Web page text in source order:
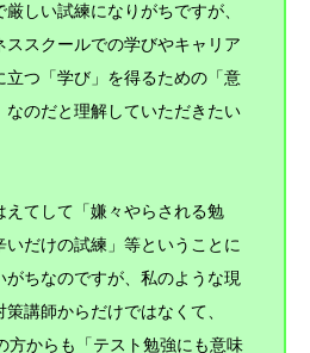
しい試練になりがちですが、
ススクールでの学びやキャリア
立つ「学び」を得るための「意
なのだと理解していただきたい
えてして「嫌々やらされる勉
いだけの試練」等ということに
がちなのですが、私のような現
講師からだけではなくて、
方からも「テスト勉強にも意味